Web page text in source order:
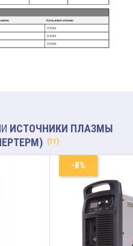
ИСТОЧНИКИ ПЛАЗМЫ
(11)
-8%